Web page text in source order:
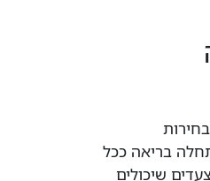
בריאה ככל
שיכולים